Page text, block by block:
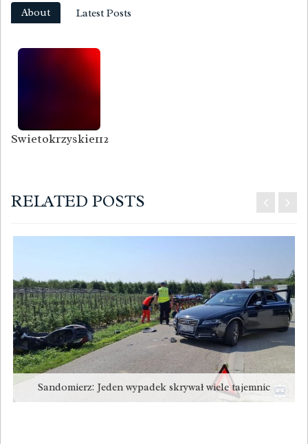
About Latest Posts
Swietokrzyskie112
RELATED POSTS
Sandomierz: Jeden wypadek skrywał wiele tajemnic